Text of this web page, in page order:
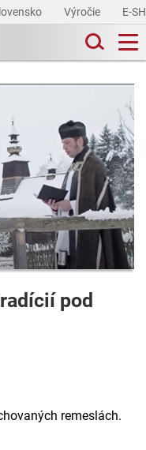
Výročie E-
pod
remeslách.